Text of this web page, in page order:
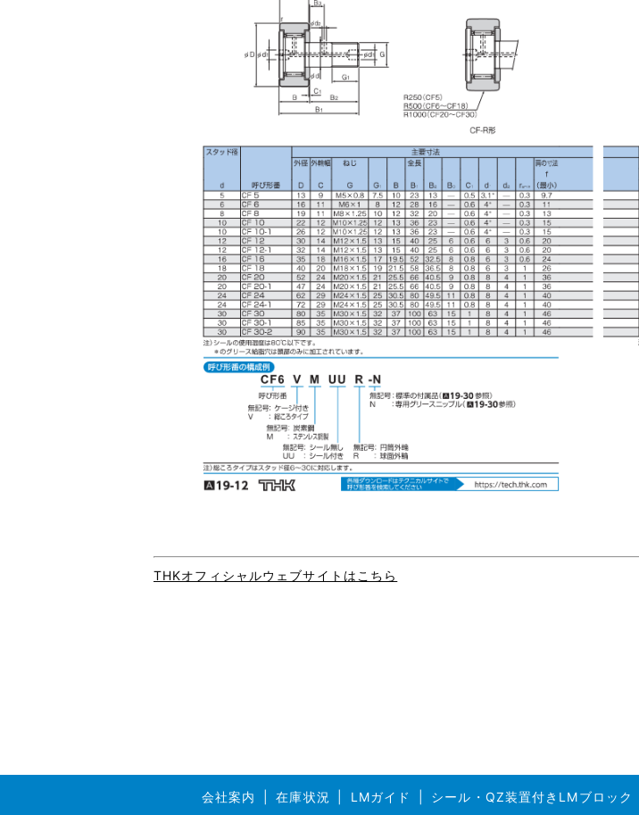
THKオフィシャルウェブサイトはこちら
会社案内 在庫状況 LMガイド シール・QZ装置付きLMブロック